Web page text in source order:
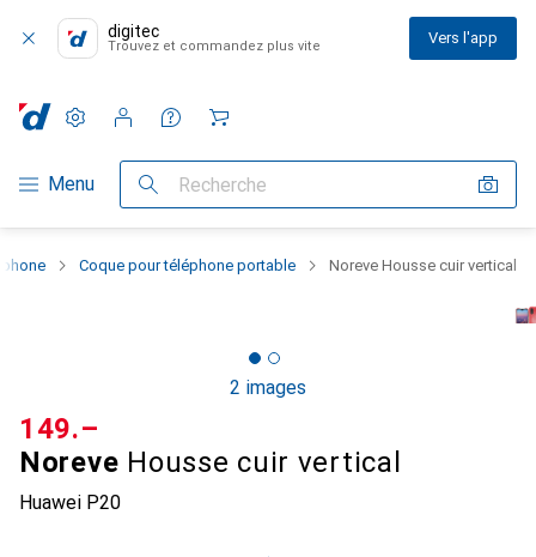
digitec
Trouvez et commandez plus vite Vers l'app
Navigation par catégorie
Menu Recherche
Paramètres
Compte client
Listes de comparaison
Listes d'envies
Panier
Coque pour téléphone portable Noreve Housse cuir vertical
2 images
Noreve Housse cuir vertical
Huawei P20
CHF
149.–